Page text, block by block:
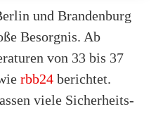
und Brandenburg
Besorgnis. Ab
von 33 bis 37
rbb24 berichtet.
viele Sicherheits-